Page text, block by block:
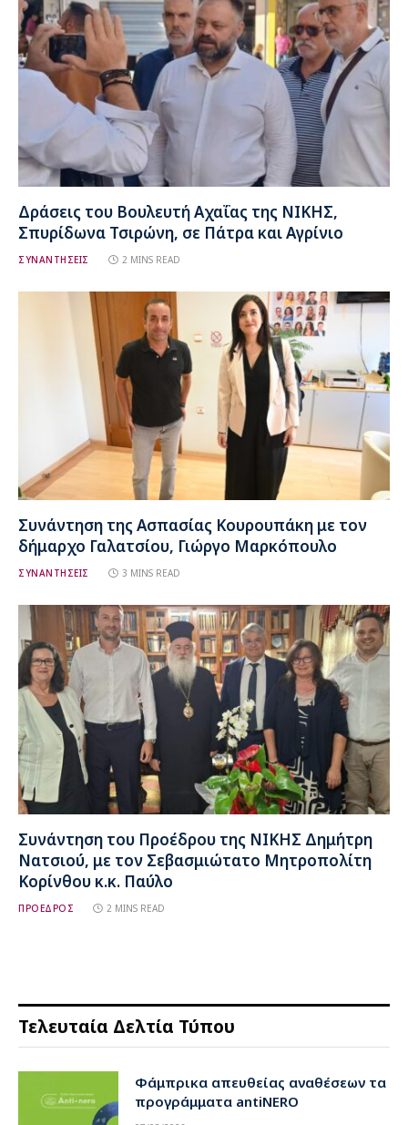
Δράσεις του Βουλευτή Αχαΐας της ΝΙΚΗΣ,
Σπυρίδωνα Τσιρώνη, σε Πάτρα και Αγρίνιο
ΣΥΝΑΝΤΗΣΕΙΣ 2 MINS READ
Συνάντηση της Ασπασίας Κουρουπάκη με τον
δήμαρχο Γαλατσίου, Γιώργο Μαρκόπουλο
ΣΥΝΑΝΤΗΣΕΙΣ 3 MINS READ
Συνάντηση του Προέδρου της ΝΙΚΗΣ Δημήτρη
Νατσιού, με τον Σεβασμιώτατο Μητροπολίτη
Κορίνθου κ.κ. Παύλο
ΠΡΟΕΔΡΟΣ 2 MINS READ
Τελευταία Δελτία Τύπου
Φάμπρικα απευθείας αναθέσεων τα
προγράμματα antiNERO